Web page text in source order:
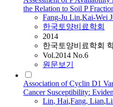
the Relation to Soil P
Fang-Ju Lin,Kai-Wei
한국토양비료학회
2014
한국토양비료학회
Vol.2014 No.6
원문보기
Association of Cyclin D1
Cancer Susceptibility:
Lin, Hai,Fang, Lian,